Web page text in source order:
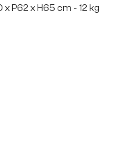
x P62 x H65 cm - 12 kg